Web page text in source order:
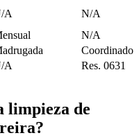
A
N/A
N/A
Coordinado
A Res. 0631
limpieza de